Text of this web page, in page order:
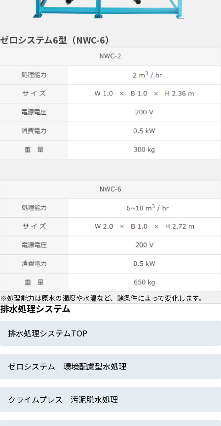
ゼロシステム6型（NWC-6）
※処理能力は原水の濁度や水温など、諸条件によって変化します。
排水処理システム
排水処理システムTOP
ゼロシステム 環境配慮型水処理
クライムプレス 汚泥脱水処理